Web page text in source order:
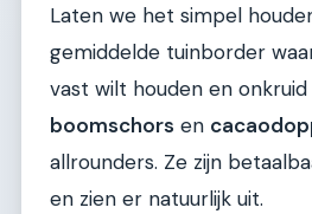
Laten we het simpel
gemiddelde tuinborder
vast wilt houden en
boomschors en
allrounders. Ze zijn
en zien er natuurlijk uit.